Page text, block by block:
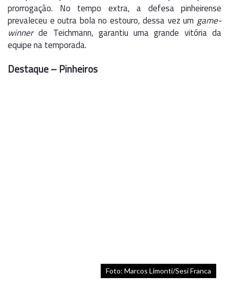
prorrogação. No tempo extra, a defesa pinheirense
prevaleceu e outra bola no estouro, dessa vez um game-
winnerde Teichmann, garantiu uma grande vitória da
equipe na temporada.
Destaque – Pinheiros
Foto: Marcos Limonti/Sesi Franca